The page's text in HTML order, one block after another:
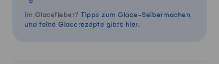
Im Glacefieber? Tipps zum Glace-Selbermachen
und feine Glacerezepte gibts hier.